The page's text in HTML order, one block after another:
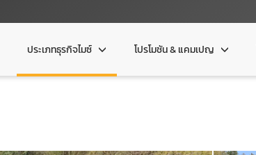
ประเภทธุรกิจไมซ์ โปรโมชัน & แคมเปญ